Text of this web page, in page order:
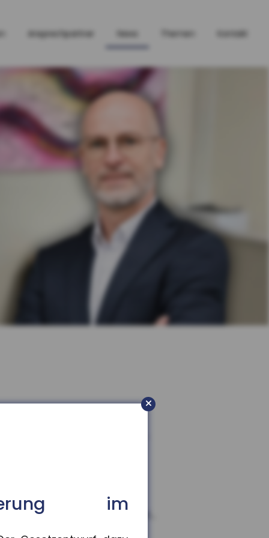
im
Ansprechpartner News Themen Kontakt
die Präsenzpflicht für...
Prozent gestiegen. In vi...